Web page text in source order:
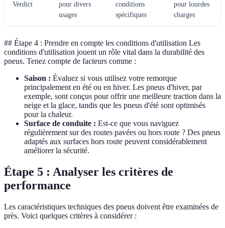
Verdict
pour divers
usages
conditions
spécifiques
pour lourdes
charges
## Étape 4 : Prendre en compte les conditions d'utilisation Les
conditions d'utilisation jouent un rôle vital dans la durabilité des
pneus. Tenez compte de facteurs comme :
Saison : Évaluez si vous utilisez votre remorque
principalement en été ou en hiver. Les pneus d'hiver, par
exemple, sont conçus pour offrir une meilleure traction dans la
neige et la glace, tandis que les pneus d'été sont optimisés
pour la chaleur.
Surface de conduite : Est-ce que vous naviguez
régulièrement sur des routes pavées ou hors route ? Des pneus
adaptés aux surfaces hors route peuvent considérablement
améliorer la sécurité.
Étape 5 : Analyser les critères de
performance
Les caractéristiques techniques des pneus doivent être examinées de
près. Voici quelques critères à considérer :